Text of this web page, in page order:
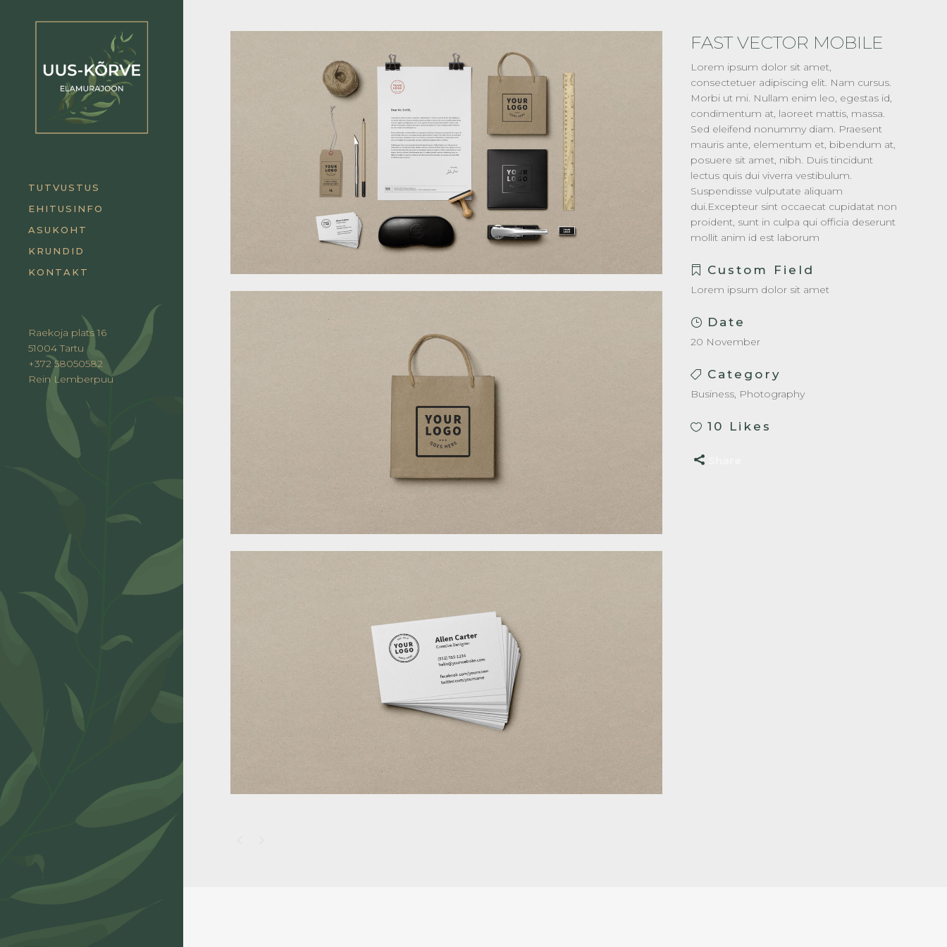
TUTVUSTUS
EHITUSINFO
ASUKOHT
KRUNDID
KONTAKT
Raekoja plats 16
51004 Tartu
+372 58050582
Rein Lemberpuu
FAST VECTOR MOBILE
Lorem ipsum dolor sit amet,
consectetuer adipiscing elit. Nam cursus.
Morbi ut mi. Nullam enim leo, egestas id,
condimentum at, laoreet mattis, massa.
Sed eleifend nonummy diam. Praesent
mauris ante, elementum et, bibendum at,
posuere sit amet, nibh. Duis tincidunt
lectus quis dui viverra vestibulum.
Suspendisse vulputate aliquam
dui.Excepteur sint occaecat cupidatat non
proident, sunt in culpa qui officia deserunt
mollit anim id est laborum
Custom Field
Lorem ipsum dolor sit amet
Date
20 November
Category
Business, Photography
10 Likes